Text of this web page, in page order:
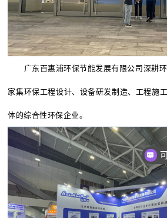
广东百惠浦环保节能发展有限公司深耕
家集环保工程设计、设备研发制造、工程施
体的综合性环保企业。